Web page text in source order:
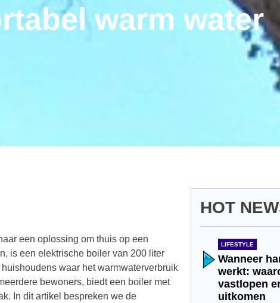
warm water
een oplossing om thuis op een
is een elektrische boiler van 200 liter
waar het warmwaterverbruik
bewoners, biedt een boiler met
In dit artikel bespreken we de
HOT
LIFESTYLE
Wanneer
werkt:
vastlopen
uitkomen